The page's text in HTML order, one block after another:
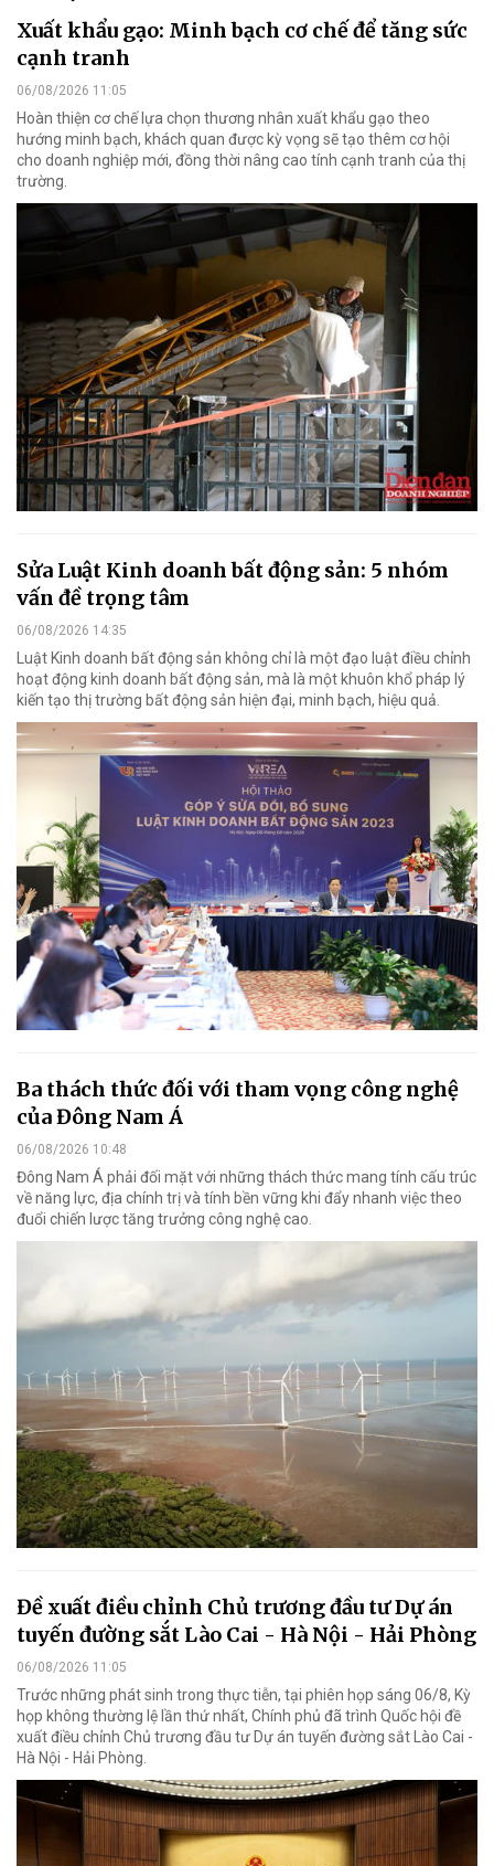
Xuất khẩu gạo: Minh bạch cơ chế để tăng sức
cạnh tranh
06/08/2026 11:05
Hoàn thiện cơ chế lựa chọn thương nhân xuất khẩu gạo theo
hướng minh bạch, khách quan được kỳ vọng sẽ tạo thêm cơ hội
cho doanh nghiệp mới, đồng thời nâng cao tính cạnh tranh của thị
trường.
Sửa Luật Kinh doanh bất động sản: 5 nhóm
vấn đề trọng tâm
06/08/2026 14:35
Luật Kinh doanh bất động sản không chỉ là một đạo luật điều chỉnh
hoạt động kinh doanh bất động sản, mà là một khuôn khổ pháp lý
kiến tạo thị trường bất động sản hiện đại, minh bạch, hiệu quả.
Ba thách thức đối với tham vọng công nghệ
của Đông Nam Á
06/08/2026 10:48
Đông Nam Á phải đối mặt với những thách thức mang tính cấu trúc
về năng lực, địa chính trị và tính bền vững khi đẩy nhanh việc theo
đuổi chiến lược tăng trưởng công nghệ cao.
Đề xuất điều chỉnh Chủ trương đầu tư Dự án
tuyến đường sắt Lào Cai - Hà Nội - Hải Phòng
06/08/2026 11:05
Trước những phát sinh trong thực tiễn, tại phiên họp sáng 06/8, Kỳ
họp không thường lệ lần thứ nhất, Chính phủ đã trình Quốc hội đề
xuất điều chỉnh Chủ trương đầu tư Dự án tuyến đường sắt Lào Cai -
Hà Nội - Hải Phòng.